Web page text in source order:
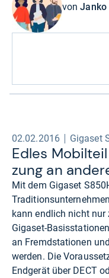
vonJanko
02.02.2016 Gigaset
Edles
zung an
Mit dem Gigaset
kann endlich nicht
Gigaset-
an Fremdstationen
werden. Die
Endgerät über DECT